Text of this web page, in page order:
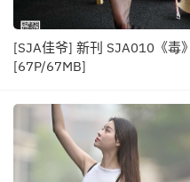
[SJA佳爷] 新刊 SJA010《毒》
[67P/67MB]